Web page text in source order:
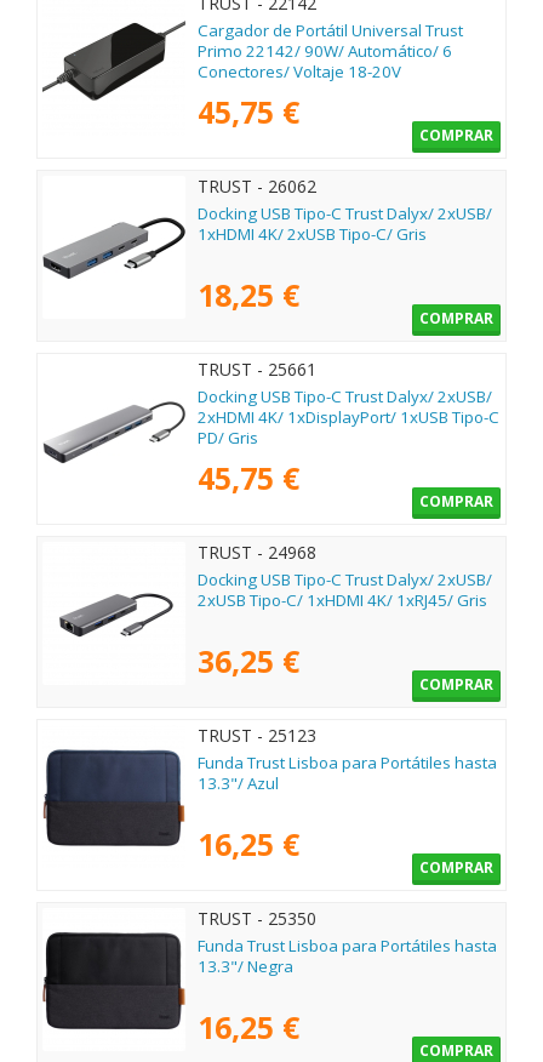
Cargador de Portátil Universal Trust
Primo 22142/ 90W/ Automático/ 6
Conectores/ Voltaje 18-20V
45,75 €
COMPRAR
TRUST - 26062
Docking USB Tipo-C Trust Dalyx/ 2xUSB/
1xHDMI 4K/ 2xUSB Tipo-C/ Gris
18,25 €
COMPRAR
TRUST - 25661
Docking USB Tipo-C Trust Dalyx/ 2xUSB/
2xHDMI 4K/ 1xDisplayPort/ 1xUSB Tipo-C
PD/ Gris
45,75 €
COMPRAR
TRUST - 24968
Docking USB Tipo-C Trust Dalyx/ 2xUSB/
2xUSB Tipo-C/ 1xHDMI 4K/ 1xRJ45/ Gris
36,25 €
COMPRAR
TRUST - 25123
Funda Trust Lisboa para Portátiles hasta
13.3"/ Azul
16,25 €
COMPRAR
TRUST - 25350
Funda Trust Lisboa para Portátiles hasta
13.3"/ Negra
16,25 €
COMPRAR